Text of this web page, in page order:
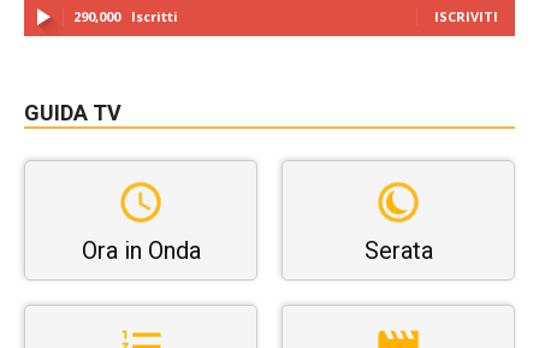
290,000 Iscritti ISCRIVITI
GUIDA TV
Ora in Onda Serata